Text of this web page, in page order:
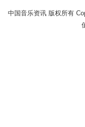
中国音乐资讯 版权所有